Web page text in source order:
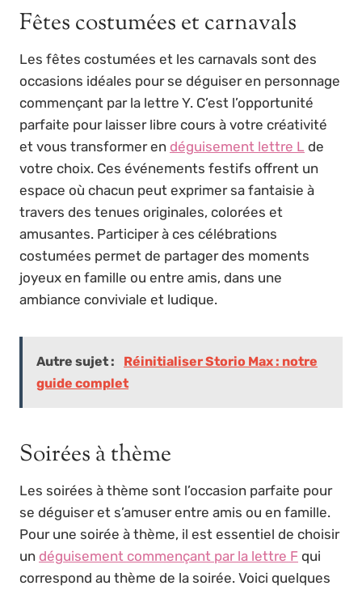
Fêtes costumées et carnavals
Les fêtes costumées et les carnavals sont des
occasions idéales pour se déguiser en personnage
commençant par la lettre Y. C’est l’opportunité
parfaite pour laisser libre cours à votre créativité
et vous transformer en déguisement lettre L de
votre choix. Ces événements festifs offrent un
espace où chacun peut exprimer sa fantaisie à
travers des tenues originales, colorées et
amusantes. Participer à ces célébrations
costumées permet de partager des moments
joyeux en famille ou entre amis, dans une
ambiance conviviale et ludique.
Autre sujet :
Réinitialiser Storio Max : notre
guide complet
Soirées à thème
Les soirées à thème sont l’occasion parfaite pour
se déguiser et s’amuser entre amis ou en famille.
Pour une soirée à thème, il est essentiel de choisir
un déguisement commençant par la lettre F qui
correspond au thème de la soirée. Voici quelques